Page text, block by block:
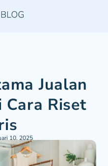
Jualan
Cara Riset
10, 2025